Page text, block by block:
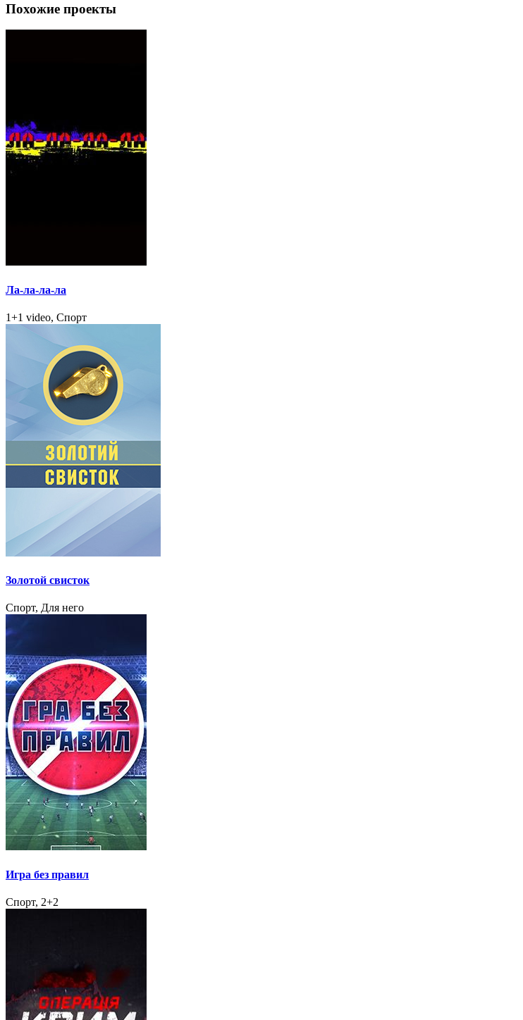
Похожие проекты
Ла-ла-ла-ла
1+1 video, Спорт
Золотой свисток
Спорт, Для него
Игра без правил
Спорт, 2+2